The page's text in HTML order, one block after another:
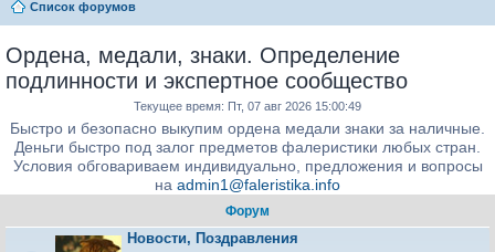
Список форумов
Ордена, медали, знаки. Определение
подлинности и экспертное сообщество
Текущее время: Пт, 07 авг 2026 15:00:49
Быстро и безопасно выкупим ордена медали знаки за наличные.
Деньги быстро под залог предметов фалеристики любых стран.
Условия обговариваем индивидуально, предложения и вопросы
на admin1@faleristika.info
Форум
Новости, Поздравления